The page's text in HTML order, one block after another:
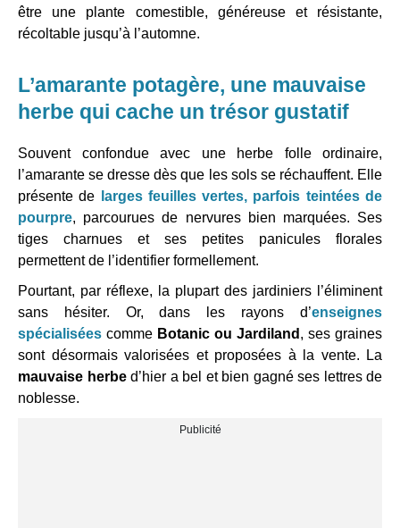
être une plante comestible, généreuse et résistante,
récoltable jusqu’à l’automne.
L’amarante potagère, une mauvaise
herbe qui cache un trésor gustatif
Souvent confondue avec une herbe folle ordinaire,
l’amarante se dresse dès que les sols se réchauffent. Elle
présente de
larges feuilles vertes, parfois teintées de
pourpre, parcourues de nervures bien marquées. Ses
tiges charnues et ses petites panicules florales
permettent de l’identifier formellement.
Pourtant, par réflexe, la plupart des jardiniers l’éliminent
sans hésiter. Or, dans les rayons d’enseignes
spécialisées comme Botanic ou Jardiland , ses graines
sont désormais valorisées et proposées à la vente. La
mauvaise herbed’hier a bel et bien gagné ses lettres de
noblesse.